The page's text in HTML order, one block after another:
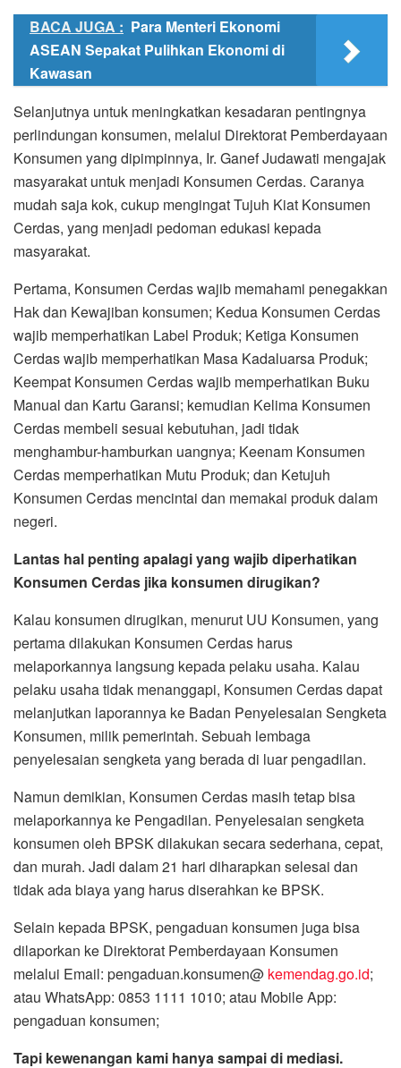
BACA JUGA : Para Menteri Ekonomi
ASEAN Sepakat Pulihkan Ekonomi di
Kawasan
Selanjutnya untuk meningkatkan kesadaran pentingnya
perlindungan konsumen, melalui Direktorat Pemberdayaan
Konsumen yang dipimpinnya, Ir. Ganef Judawati mengajak
masyarakat untuk menjadi Konsumen Cerdas. Caranya
mudah saja kok, cukup mengingat Tujuh Kiat Konsumen
Cerdas, yang menjadi pedoman edukasi kepada
masyarakat.
Pertama, Konsumen Cerdas wajib memahami penegakkan
Hak dan Kewajiban konsumen; Kedua Konsumen Cerdas
wajib memperhatikan Label Produk; Ketiga Konsumen
Cerdas wajib memperhatikan Masa Kadaluarsa Produk;
Keempat Konsumen Cerdas wajib memperhatikan Buku
Manual dan Kartu Garansi; kemudian Kelima Konsumen
Cerdas membeli sesuai kebutuhan, jadi tidak
menghambur-hamburkan uangnya; Keenam Konsumen
Cerdas memperhatikan Mutu Produk; dan Ketujuh
Konsumen Cerdas mencintai dan memakai produk dalam
negeri.
Lantas hal penting apalagi yang wajib diperhatikan
Konsumen Cerdas jika konsumen dirugikan?
Kalau konsumen dirugikan, menurut UU Konsumen, yang
pertama dilakukan Konsumen Cerdas harus
melaporkannya langsung kepada pelaku usaha. Kalau
pelaku usaha tidak menanggapi, Konsumen Cerdas dapat
melanjutkan laporannya ke Badan Penyelesaian Sengketa
Konsumen, milik pemerintah. Sebuah lembaga
penyelesaian sengketa yang berada di luar pengadilan.
Namun demikian, Konsumen Cerdas masih tetap bisa
melaporkannya ke Pengadilan. Penyelesaian sengketa
konsumen oleh BPSK dilakukan secara sederhana, cepat,
dan murah. Jadi dalam 21 hari diharapkan selesai dan
tidak ada biaya yang harus diserahkan ke BPSK.
Selain kepada BPSK, pengaduan konsumen juga bisa
dilaporkan ke Direktorat Pemberdayaan Konsumen
melalui Email: pengaduan.konsumen@ kemendag.go.id;
atau WhatsApp: 0853 1111 1010; atau Mobile App:
pengaduan konsumen;
Tapi kewenangan kami hanya sampai di mediasi.